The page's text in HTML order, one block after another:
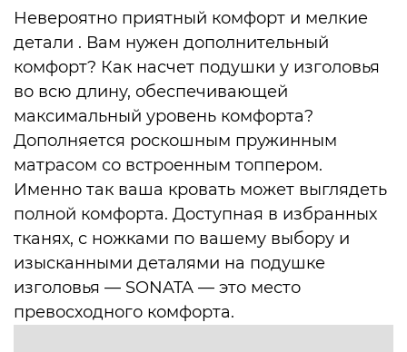
Мебель для ванной комнаты
Аксессуары
Техника Miele, SMEG
Свет
Ковры
Мягкая мебель
Офисная мебель
Аксессуары
Техника MIELE SMEG
Невероятно приятный комфорт и мелкие
детали . Вам нужен дополнительный
комфорт? Как насчет подушки у изголовья
во всю длину, обеспечивающей
максимальный уровень комфорта?
Дополняется роскошным пружинным
матрасом со встроенным топпером.
Именно так ваша кровать может выглядеть
полной комфорта. Доступная в избранных
тканях, с ножками по вашему выбору и
изысканными деталями на подушке
изголовья — SONATA — это место
превосходного комфорта.